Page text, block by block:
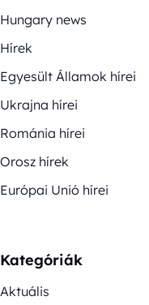
Hungary news
Hírek
Egyesült Államok hírei
Ukrajna hírei
Románia hírei
Orosz hírek
Európai Unió hírei
Kategóriák
Aktuális